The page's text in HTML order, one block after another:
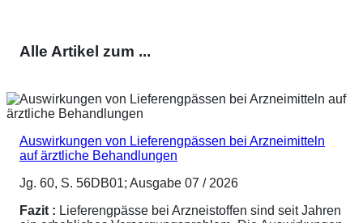
Alle Artikel zum ...
Auswirkungen von Lieferengpässen bei Arzneimitteln
auf ärztliche Behandlungen
Jg. 60, S. 56DB01; Ausgabe 07 / 2026
Fazit : Lieferengpässe bei Arzneistoffen sind seit Jahren